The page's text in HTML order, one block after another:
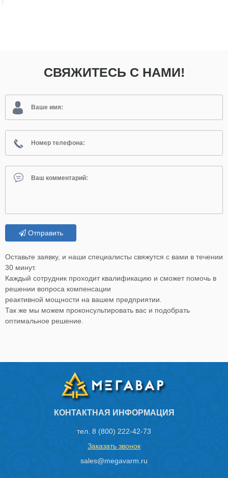
СВЯЖИТЕСЬ С НАМИ!
Отправить
Оставьте заявку, и наши специалисты свяжутся с вами в течении
30 минут.
Каждый сотрудник проходит квалификацию и сможет помочь в
решении вопроса компенсации
реактивной мощности на вашем предприятии.
Так же мы можем проконсультировать вас и подобрать
оптимальное решение.
КОНТАКТНАЯ ИНФОРМАЦИЯ
тел. 8 (800) 222-42-73
Заказать звонок
sales@megavarm.ru